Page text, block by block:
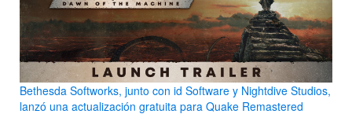
Bethesda Softworks, junto con id Software y Nightdive Studios,
lanzó una actualización gratuita para Quake Remastered